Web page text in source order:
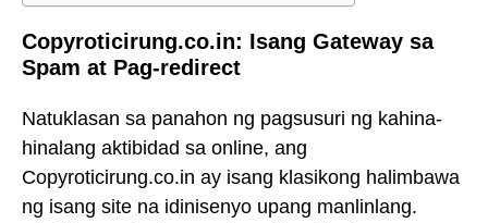
Copyroticirung.co.in: Isang Gateway sa
Spam at Pag-redirect
Natuklasan sa panahon ng pagsusuri ng kahina-
hinalang aktibidad sa online, ang
Copyroticirung.co.in ay isang klasikong halimbawa
ng isang site na idinisenyo upang manlinlang.